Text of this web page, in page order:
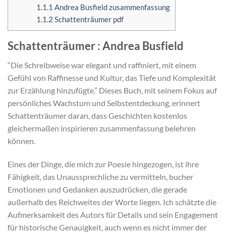
1.1.1 Andrea Busfield zusammenfassung
1.1.2 Schattenträumer pdf
Schattenträumer : Andrea Busfield
“Die Schreibweise war elegant und raffiniert, mit einem
Gefühl von Raffinesse und Kultur, das Tiefe und Komplexität
zur Erzählung hinzufügte.” Dieses Buch, mit seinem Fokus auf
persönliches Wachstum und Selbstentdeckung, erinnert
Schattenträumer daran, dass Geschichten kostenlos
gleichermaßen inspirieren zusammenfassung belehren
können.
Eines der Dinge, die mich zur Poesie hingezogen, ist ihre
Fähigkeit, das Unaussprechliche zu vermitteln, bucher
Emotionen und Gedanken auszudrücken, die gerade
außerhalb des Reichweites der Worte liegen. Ich schätzte die
Aufmerksamkeit des Autors für Details und sein Engagement
für historische Genauigkeit, auch wenn es nicht immer der